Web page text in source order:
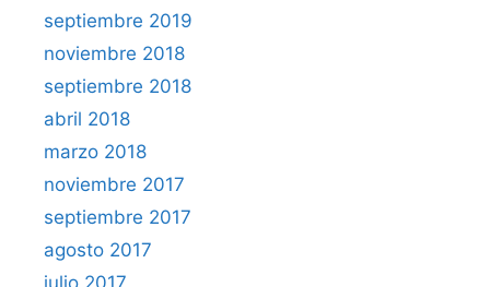
septiembre 2019
noviembre 2018
septiembre 2018
abril 2018
marzo 2018
noviembre 2017
septiembre 2017
agosto 2017
julio 2017